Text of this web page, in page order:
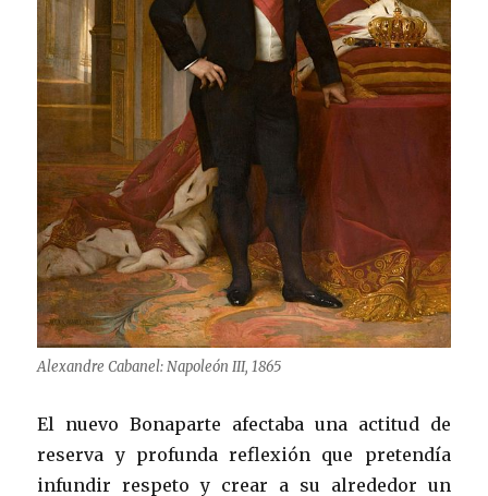
Alexandre Cabanel: Napoleón III, 1865
El nuevo Bonaparte afectaba una actitud de
reserva y profunda reflexión que pretendía
infundir respeto y crear a su alrededor un